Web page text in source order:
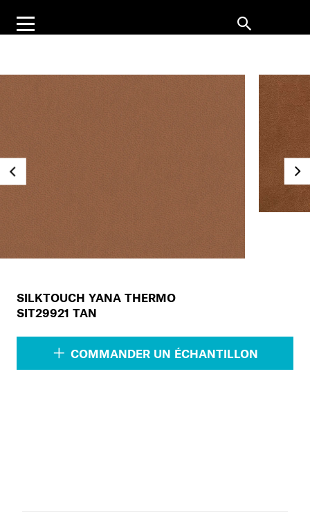
SILKTOUCH YANA THERMO
SIT29921 TAN
COMMANDER UN ÉCHANTILLON